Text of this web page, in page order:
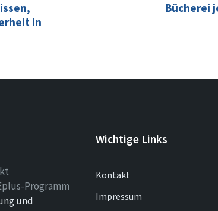
in
Bücherei
Programm
und
Wichtige Links
Kontakt
Impressum